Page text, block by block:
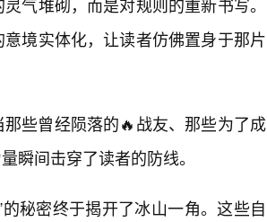
境实体化，让读者仿佛置身于那片
些曾经陨落的🔥战友、那些为了成
瞬间击穿了读者的防线。
秘密终于揭开了冰山一角。这些自